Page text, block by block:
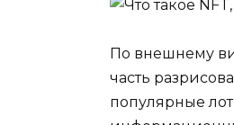
По внешнему
часть
популярные